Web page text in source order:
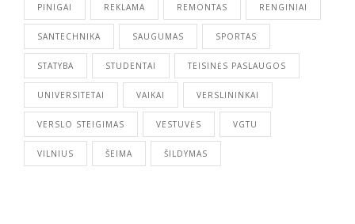
PINIGAI REKLAMA REMONTAS RENGINIAI
SANTECHNIKA SAUGUMAS SPORTAS
STATYBA STUDENTAI TEISINĖS PASLAUGOS
UNIVERSITETAI VAIKAI VERSLININKAI
VERSLO STEIGIMAS VESTUVĖS VGTU
VILNIUS ŠEIMA ŠILDYMAS